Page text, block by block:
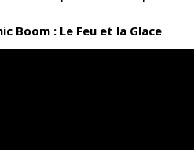
Boom : Le Feu et la Glace